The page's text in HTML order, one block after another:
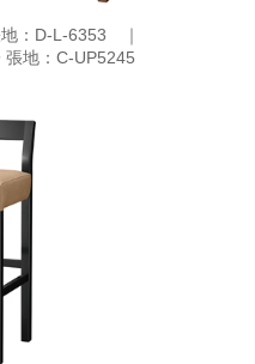
地：D-L-6353 ｜
地：C-UP5245